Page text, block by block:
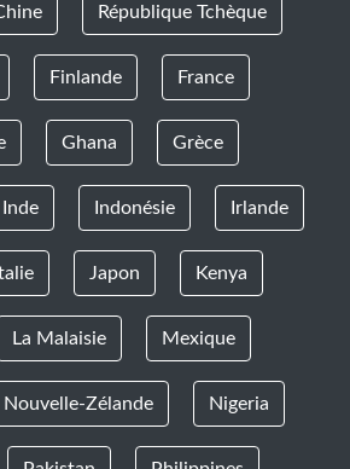
République Tchèque
Finlande France
Ghana Grèce
Inde Indonésie Irlande
Japon Kenya
La Malaisie Mexique
Nouvelle-Zélande Nigeria